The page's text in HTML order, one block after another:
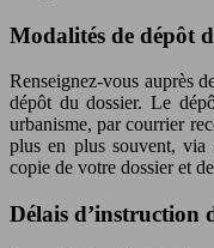
Modalités de dépôt
Renseignez-vous auprès
dépôt du dossier. Le
urbanisme, par courrier
plus en plus souvent, via
copie de votre dossier et
Délais d’instruction